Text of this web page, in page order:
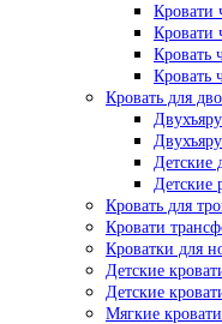
Кровати
Кровати
Кровать
Кровать
Кровать для
Детские
Детские
Кровать для
Кровати
Кроватки для
Детские
Детские
Мягкие